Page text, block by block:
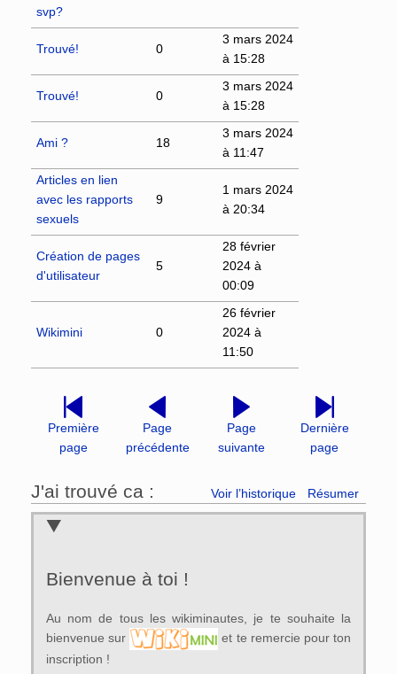
svp?
Trouvé! 0
3 mars 2024
à 15:28
Trouvé! 0
3 mars 2024
à 15:28
Ami ? 18
3 mars 2024
à 11:47
Articles en lien
avec les rapports
sexuels
9
1 mars 2024
à 20:34
Création de pages
d'utilisateur
5
28 février
2024 à
00:09
Wikimini 0
26 février
2024 à
11:50
Première
page
Page
précédente
Page
suivante
Dernière
page
J'ai trouvé ca : Voir l’historique Résumer
Bienvenue à toi !
Au nom de tous les wikiminautes, je te souhaite la
bienvenue sur
et te remercie pour ton
inscription !